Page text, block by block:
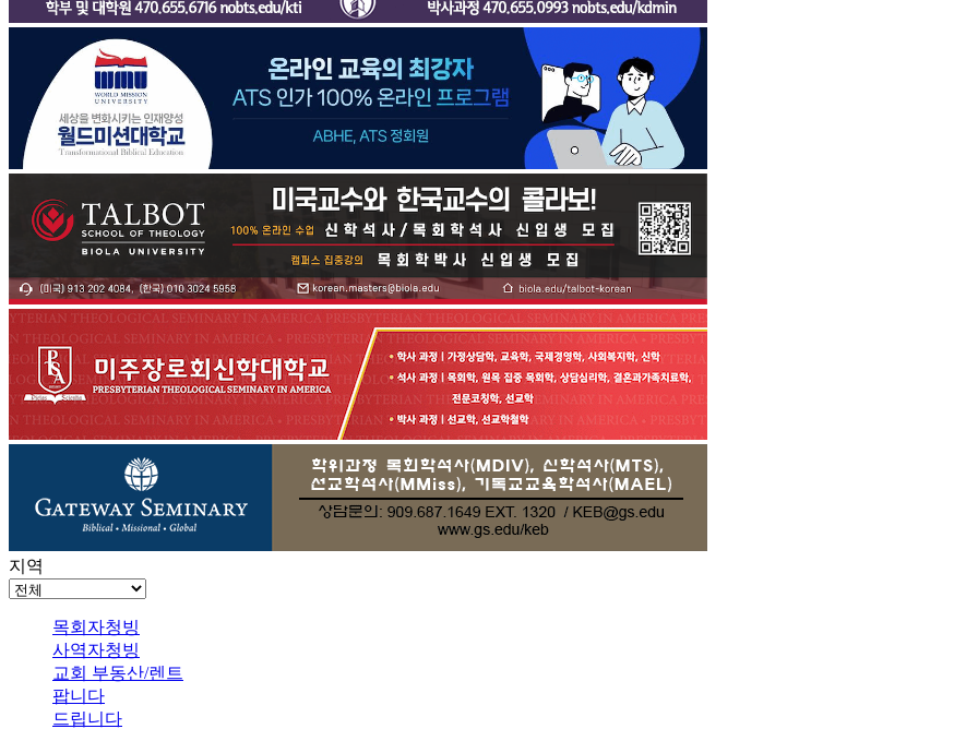
지역
목회자청빙
사역자청빙
교회 부동산/렌트
팝니다
드립니다